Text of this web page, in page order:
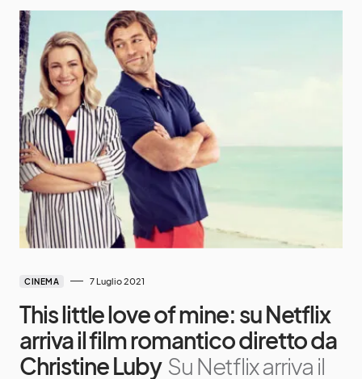
CINEMA 7 Luglio 2021
This little love of mine: su Netflix
arriva il film romantico diretto da
Christine Luby Su Netflix arriva il